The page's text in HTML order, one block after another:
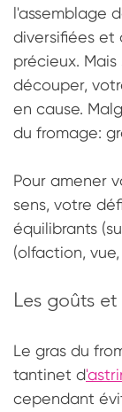
l'assemblage
diversifiées et
précieux.
découper,
en cause.
du fromage:
Pour amener
sens, votre
équilibrants
(olfaction,
Les goûts
Le gras du
tantinet d
cependant